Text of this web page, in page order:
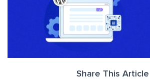
Share This Article